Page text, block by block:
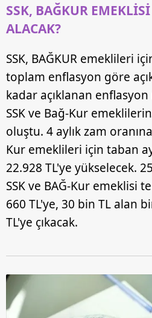
SSK, BAĞKUR
ALACAK?
SSK, BAĞKUR emeklileri
toplam enflasyon göre
kadar açıklanan
SSK ve Bağ-Kur
oluştu. 4 aylık zam
Kur emeklileri için taban
22.928 TL'ye yükselecek.
SSK ve BAĞ-Kur emeklisi
660 TL'ye, 30 bin TL alan
TL'ye çıkacak.